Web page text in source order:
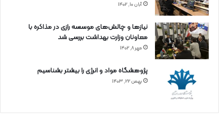
آبان ۱۰, ۱۴۰۲
نیازها و چالش‌های موسسه رازی در مذاکره با
معاونان وزارت بهداشت بررسی شد
مهر ۸, ۱۴۰۲
پژوهشگاه مواد و انرژی را بیشتر بشناسیم
بهمن ۲۲, ۱۴۰۳